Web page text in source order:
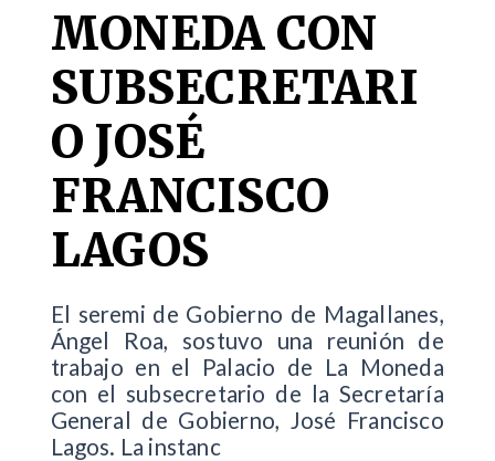
MONEDA CON
SUBSECRETARI
O JOSÉ
FRANCISCO
LAGOS
El seremi de Gobierno de Magallanes,
Ángel Roa, sostuvo una reunión de
trabajo en el Palacio de La Moneda
con el subsecretario de la Secretaría
General de Gobierno, José Francisco
Lagos. La instanc